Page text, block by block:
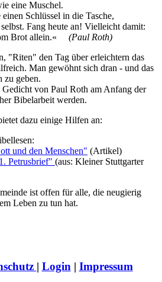
eine Muschel.
Schlüssel in die Tasche,
Fang heute an! Vielleicht damit:
Brot allein.« (Paul Roth)
"Riten" den Tag über erleichtern das
Man gewöhnt sich dran - und das
zu geben.
Gedicht von Paul Roth am Anfang der
Bibelarbeit werden.
dazu einige Hilfen an:
und den Menschen" (Artikel)
Petrusbrief" (aus: Kleiner Stuttgarter
ist offen für alle, die neugierig
Leben zu tun hat.
| Login | Impressum